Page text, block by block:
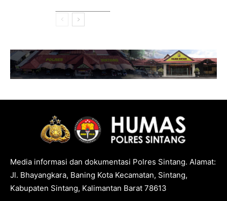
Media informasi dan dokumentasi Polres Sintang. Alamat:
Jl. Bhayangkara, Baning Kota Kecamatan, Sintang,
Kabupaten Sintang, Kalimantan Barat 78613